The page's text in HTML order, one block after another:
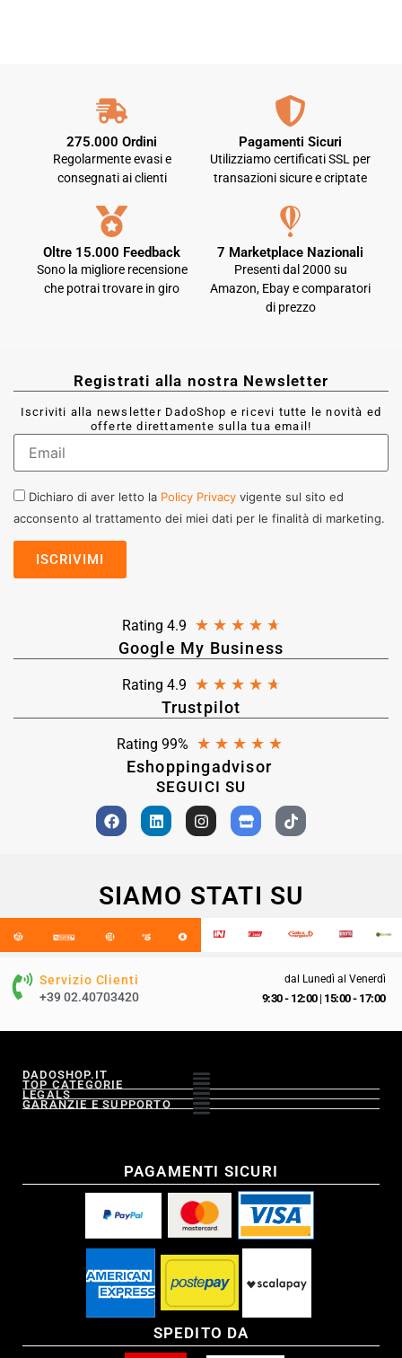
275.000 Ordini
Regolarmente evasi e
consegnati ai clienti
Pagamenti Sicuri
Utilizziamo certificati SSL per
transazioni sicure e criptate
Oltre 15.000 Feedback
Sono la migliore recensione
che potrai trovare in giro
7 Marketplace Nazionali
Presenti dal 2000 su
Amazon, Ebay e comparatori
di prezzo
Registrati alla nostra Newsletter
Iscriviti alla newsletter DadoShop e ricevi tutte le novità ed
offerte direttamente sulla tua email!
Dichiaro di aver letto la Policy Privacy vigente sul sito ed
acconsento al trattamento dei miei dati per le finalità di marketing.
Rating 4.9 ★ ★ ★ ★ ★
Google My Business
Rating 4.9 ★ ★ ★ ★ ★
Trustpilot
Rating 99% ★ ★ ★ ★ ★
Eshoppingadvisor
SEGUICI SU
SIAMO STATI SU
Servizio Clienti
+39 02.40703420
dal Lunedì al Venerdì
9:30 - 12:00| 15:00 - 17:00
DADOSHOP.IT
TOP CATEGORIE
LEGALS
GARANZIE E SUPPORTO
PAGAMENTI SICURI
SPEDITO DA